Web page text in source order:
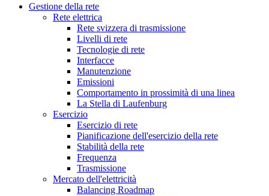
Gestione della rete
Rete elettrica
Rete svizzera di trasmissione
Livelli di rete
Tecnologie di rete
Interfacce
Manutenzione
Emissioni
Comportamento in prossimità di una linea
La Stella di Laufenburg
Esercizio
Esercizio di rete
Pianificazione dell'esercizio della rete
Stabilità della rete
Frequenza
Trasmissione
Mercato dell'elettricità
Balancing Roadmap